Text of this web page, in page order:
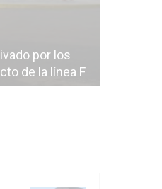
por los
de la línea F